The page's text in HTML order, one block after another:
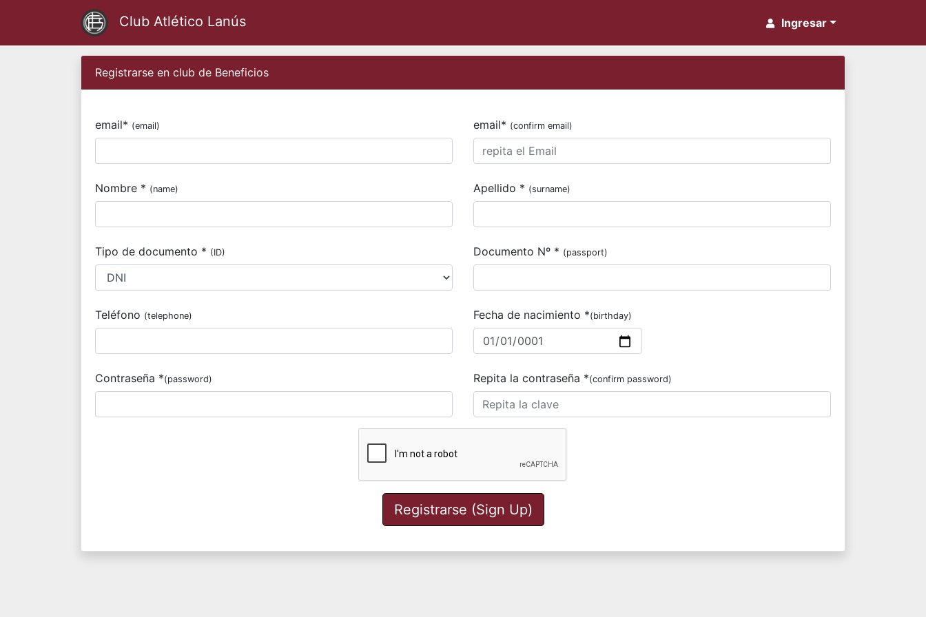
Club Atlético Lanús Ingresar
Registrarse en club de Beneficios
email* (email) email* (confirm email)
Nombre * (name) Apellido * (surname)
Tipo de documento * (ID) Documento Nº * (passport)
Teléfono (telephone) Fecha de nacimiento *(birthday)
Contraseña *(password) Repita la contraseña *(confirm password)
Registrarse (Sign Up)